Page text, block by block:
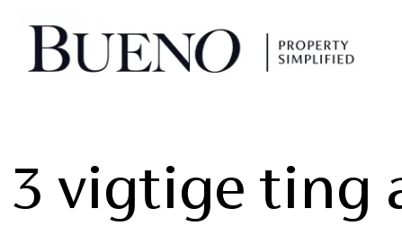
3 vigtige ting